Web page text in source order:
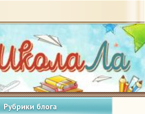
Рубрики блога